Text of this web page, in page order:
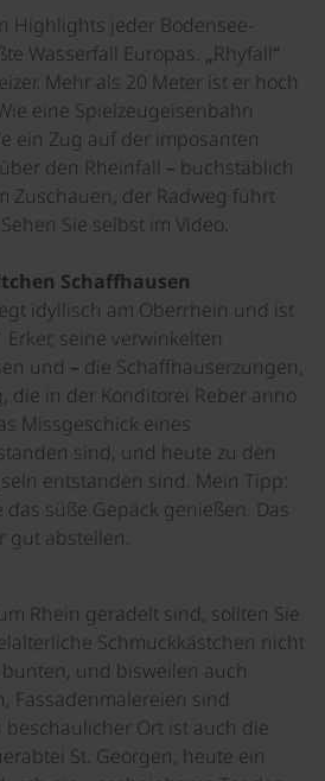
Highlights jeder Bodensee-
Wasserfall Europas. „Rhyfall“
Mehr als 20 Meter ist er hoch
eine Spielzeugeisenbahn
ein Zug auf der imposanten
den Rheinfall – buchstäblich
Zuschauen, der Radweg führt
Sie selbst im Video.
Schaffhausen
idyllisch am Oberrhein und ist
seine verwinkelten
und – die Schaffhauserzungen,
die in der Konditorei Reber anno
Missgeschick eines
sind, und heute zu den
entstanden sind. Mein Tipp:
das süße Gepäck genießen. Das
gut abstellen.
Rhein geradelt sind, sollten Sie
Schmuckkästchen nicht
und bisweilen auch
Fassadenmalereien sind
Ort ist auch die
St. Georgen, heute ein